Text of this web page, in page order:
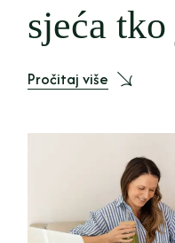
sjeća tko
Pročitaj više